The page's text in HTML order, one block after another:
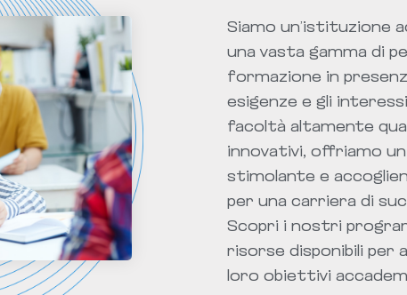
Siamo un’istituzione
una vasta gamma di
formazione in
esigenze e gli
facoltà altamente
innovativi, offriamo
stimolante e
per una carriera di
Scopri i nostri
risorse disponibili per
loro obiettivi